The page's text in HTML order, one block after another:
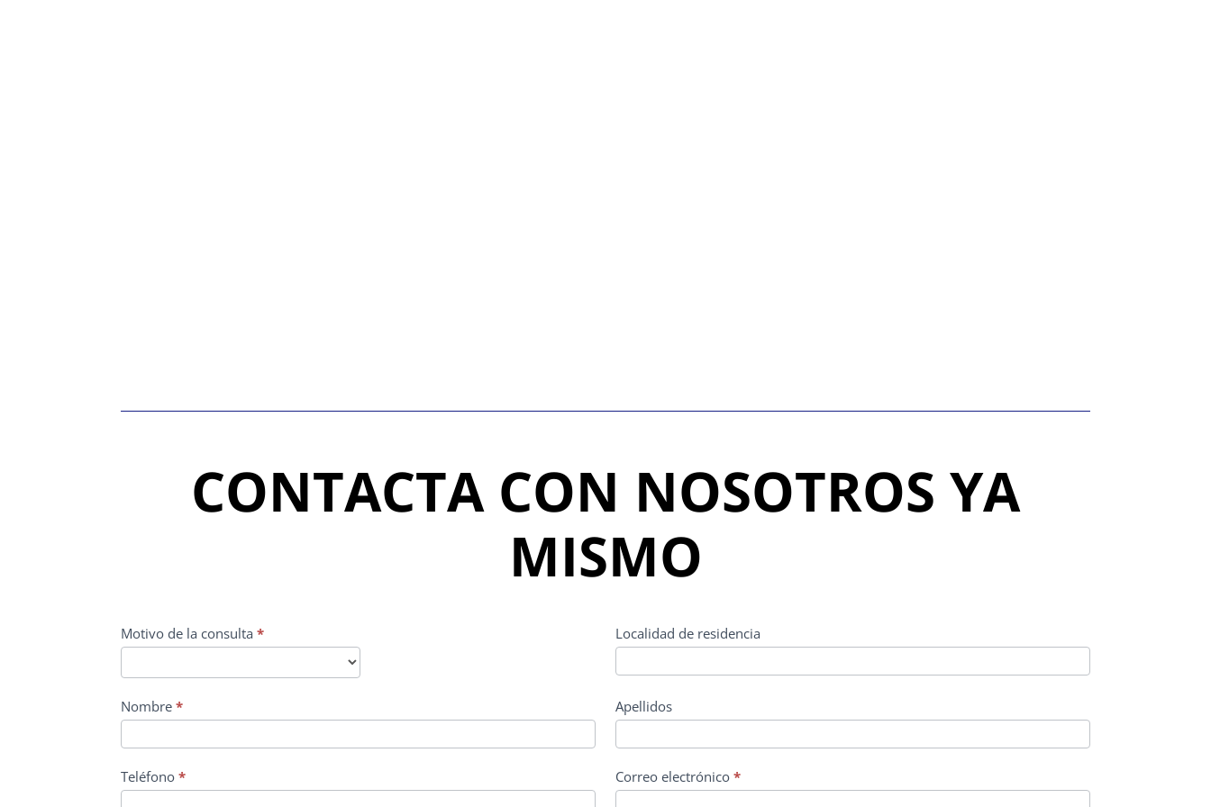
CONTACTA CON NOSOTROS YA
MISMO
CONTACTO
PRINCIPAL
Motivo de la consulta* Localidad de residencia
Nombre* Apellidos
Teléfono* Correo electrónico *